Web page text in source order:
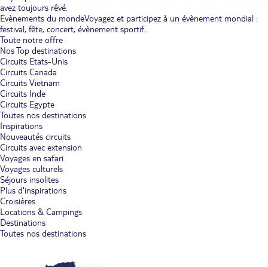
avez toujours rêvé.
Evènements du mondeVoyagez et participez à un évènement mondial :
festival, fête, concert, évènement sportif...
Toute notre offre
Nos Top destinations
Circuits Etats-Unis
Circuits Canada
Circuits Vietnam
Circuits Inde
Circuits Egypte
Toutes nos destinations
Inspirations
Nouveautés circuits
Circuits avec extension
Voyages en safari
Voyages culturels
Séjours insolites
Plus d'inspirations
Croisières
Locations & Campings
Destinations
Toutes nos destinations